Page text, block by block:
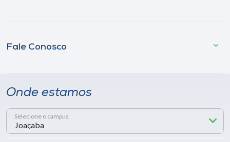
Fale Conosco
Onde estamos
Selecione o campus